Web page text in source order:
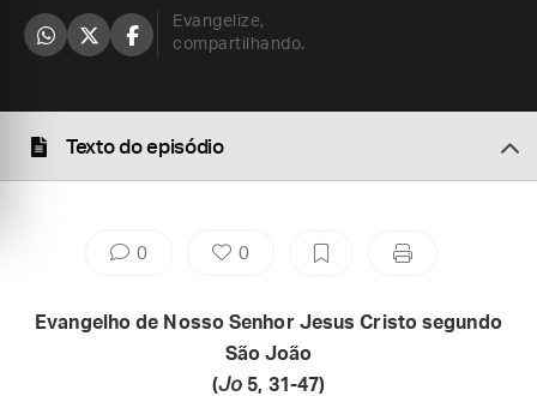
Evangelize,
compartilhando.
Texto do episódio
0 0
Evangelho de Nosso Senhor Jesus Cristo segundo
São João
(Jo 5, 31-47)